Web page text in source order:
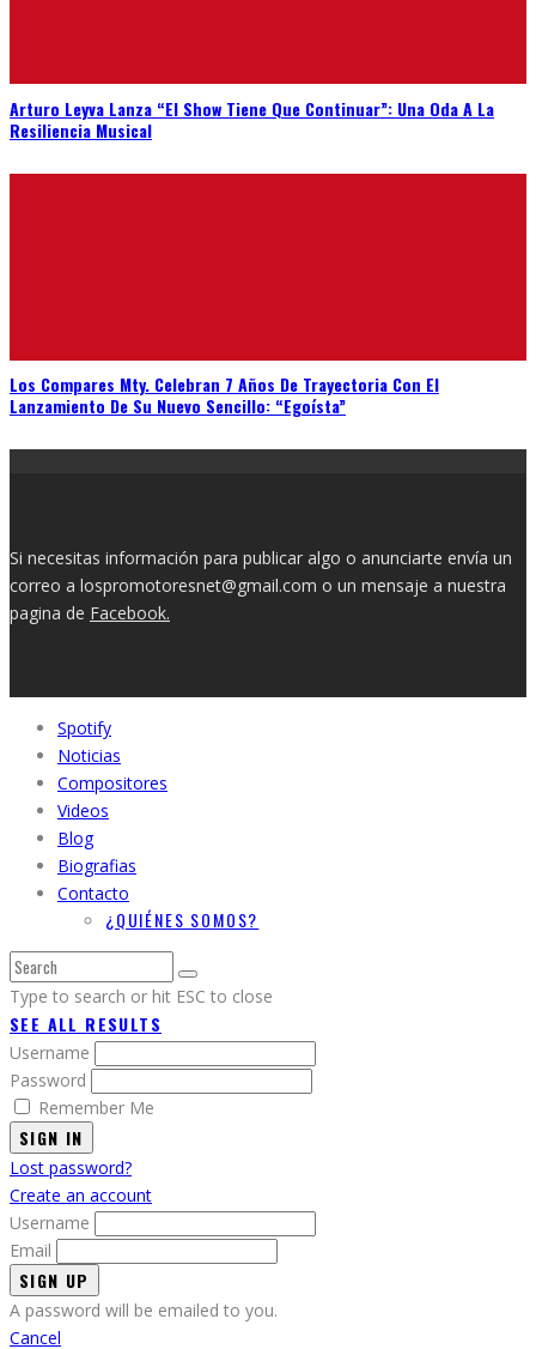
Arturo Leyva Lanza “El Show Tiene Que Continuar”: Una Oda A La
Resiliencia Musical
Los Compares Mty. Celebran 7 Años De Trayectoria Con El
Lanzamiento De Su Nuevo Sencillo: “Egoísta”
Si necesitas información para publicar algo o anunciarte envía un
correo a lospromotoresnet@gmail.com o un mensaje a nuestra
pagina de Facebook.
Spotify
Noticias
Compositores
Videos
Blog
Biografias
Contacto
¿QUIÉNES SOMOS?
Type to search or hit ESC to close
SEE ALL RESULTS
Username
Password
Remember Me
SIGN IN
Lost password?
Create an account
Username
Email
A password will be emailed to you.
Cancel